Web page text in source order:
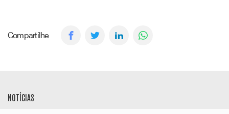
Compartilhe
NOTÍCIAS